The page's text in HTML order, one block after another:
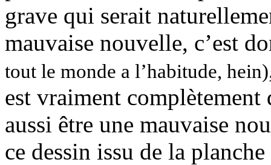
grave qui serait
mauvaise nouvelle, c’est
tout le monde a l’habitude, hein)
est vraiment complètement
aussi être une mauvaise
ce dessin issu de la